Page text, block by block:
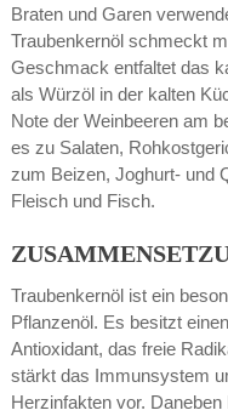
Braten und Garen
Traubenkernöl schmeckt
Geschmack entfaltet das
als Würzöl in der kalten
Note der Weinbeeren am
es zu Salaten,
zum Beizen, Joghurt- und
Fleisch und Fisch.
Traubenkernöl ist ein
Pflanzenöl. Es besitzt
Antioxidant, das freie
stärkt das Immunsystem
Herzinfakten vor.